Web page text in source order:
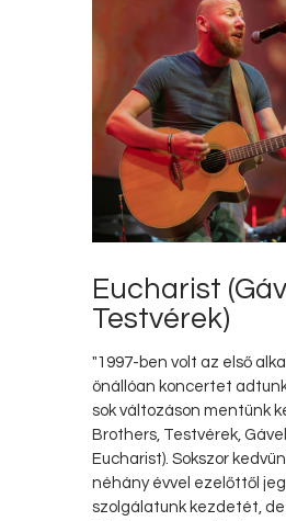
Eucharist
Testvérek)
"1997-ben volt az első
önállóan koncertet
sok változáson mentünk
Brothers, Testvérek,
Eucharist). Sokszor
néhány évvel ezelőttől
szolgálatunk kezdetét,